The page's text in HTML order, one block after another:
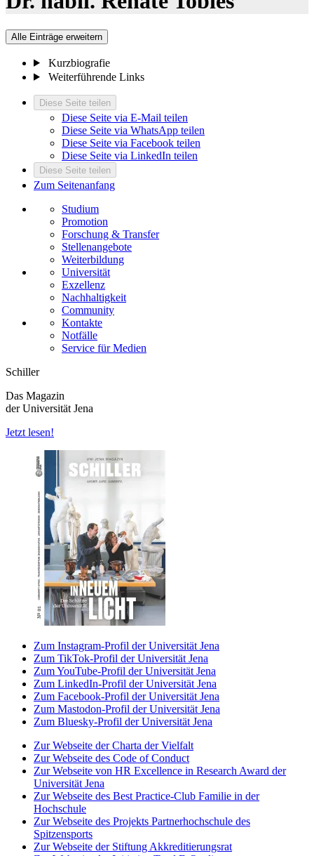
Alle Einträge erweitern
Kurzbiografie
Weiterführende Links
Diese Seite teilen
Diese Seite via E-Mail teilen
Diese Seite via WhatsApp teilen
Diese Seite via Facebook teilen
Diese Seite via LinkedIn teilen
Diese Seite teilen
Zum Seitenanfang
Studium
Promotion
Forschung & Transfer
Stellenangebote
Weiterbildung
Universität
Exzellenz
Nachhaltigkeit
Community
Kontakte
Notfälle
Service für Medien
Schiller
Das Magazin
der Universität Jena
Jetzt lesen!
Zum Instagram-Profil der Universität Jena
Zum TikTok-Profil der Universität Jena
Zum YouTube-Profil der Universität Jena
Zum LinkedIn-Profil der Universität Jena
Zum Facebook-Profil der Universität Jena
Zum Mastodon-Profil der Universität Jena
Zum Bluesky-Profil der Universität Jena
Zur Webseite der Charta der Vielfalt
Zur Webseite des Code of Conduct
Zur Webseite von HR Excellence in Research Award der
Universität Jena
Zur Webseite des Best Practice-Club Familie in der
Hochschule
Zur Webseite des Projekts Partnerhochschule des
Spitzensports
Zur Webseite der Stiftung Akkreditierungsrat